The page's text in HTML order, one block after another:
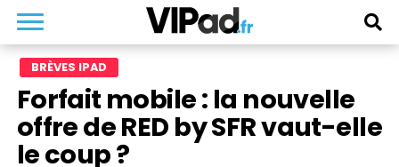
BRÈVES IPAD
Forfait mobile : la nouvelle
offre de RED by SFR vaut-elle
le coup ?